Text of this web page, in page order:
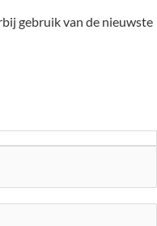
gebruik van de nieuwste